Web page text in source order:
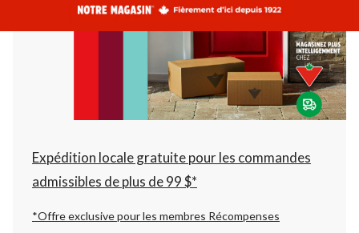
est
AB,
Ouvert,
Fermeture
à
22:00
changer
Expédition locale gratuite pour les commandes
admissibles de plus de 99 $*
*Offre exclusive pour les membres Récompenses